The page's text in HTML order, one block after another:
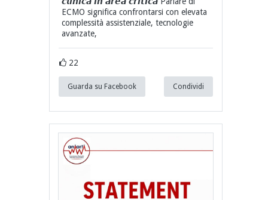
ECMO significa confrontarsi con elevata
complessità assistenziale, tecnologie
avanzate,
22
Guarda su Facebook Condividi